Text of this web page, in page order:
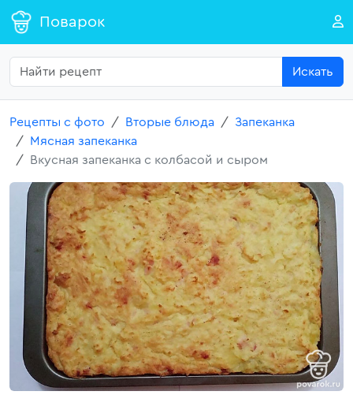
Поварок
Искать
Рецепты с фото Вторые блюда
Запеканка
Мясная запеканка
Вкусная запеканка с колбасой и сыром